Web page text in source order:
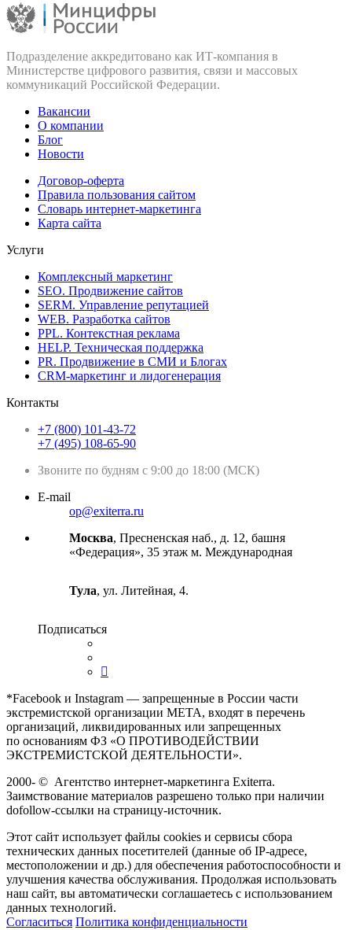
Подразделение аккредитовано как ИТ‑компания в
Министерстве цифрового развития, связи и массовых
коммуникаций Российской Федерации.
Вакансии
О компании
Блог
Новости
Договор-оферта
Правила пользования сайтом
Словарь интернет-маркетинга
Карта сайта
Услуги
Комплексный маркетинг
SEO. Продвижение сайтов
SERM. Управление репутацией
WEB. Разработка сайтов
PPL. Контекстная реклама
HELP. Техническая поддержка
PR. Продвижение в СМИ и Блогах
CRM-маркетинг и лидогенерация
Контакты
+7 (800) 101-43-72
+7 (495) 108-65-90
Звоните по будням с 9:00 до 18:00 (МСК)
E-mail
op@exiterra.ru
Москва, Пресненская наб., д. 12, башня
«Федерация», 35 этаж м. Международная
Тула, ул. Литейная, 4.
Подписаться
*Facebook и Instagram — запрещенные в России части
экстремистской организации META, входят в перечень
организаций, ликвидированных или запрещенных
по основаниям ФЗ «О ПРОТИВОДЕЙСТВИИ
ЭКСТРЕМИСТСКОЙ ДЕЯТЕЛЬНОСТИ».
2000- © Агентство интернет-маркетинга Exiterra.
Заимствование материалов разрешено только при наличии
dofollow-ссылки на страницу-источник.
Этот сайт использует файлы cookies и сервисы сбора
технических данных посетителей (данные об IP-адресе,
местоположении и др.) для обеспечения работоспособности и
улучшения качества обслуживания. Продолжая использовать
наш сайт, вы автоматически соглашаетесь с использованием
данных технологий.
Согласиться Политика конфиденциальности